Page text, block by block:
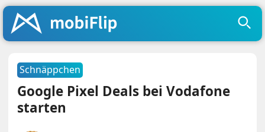
Schnäppchen
Google Pixel Deals bei Vodafone
starten